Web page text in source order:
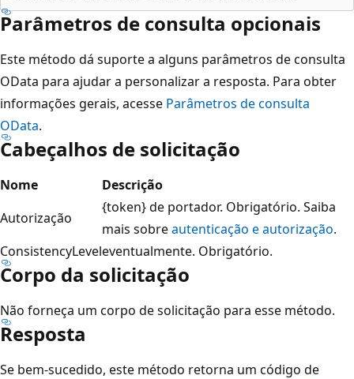
Parâmetros de consulta opcionais
Este método dá suporte a alguns parâmetros de consulta
OData para ajudar a personalizar a resposta. Para obter
informações gerais, acesse Parâmetros de consulta
OData.
Cabeçalhos de solicitação
Nome
Descrição
Autorização
{token} de portador. Obrigatório. Saiba
mais sobreautenticação e autorização.
ConsistencyLeveleventualmente. Obrigatório.
Corpo da solicitação
Não forneça um corpo de solicitação para esse método.
Resposta
Se bem-sucedido, este método retorna um código de